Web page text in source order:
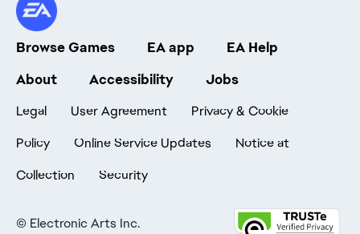
Browse Games EA app
EA Help
About
Accessibility Jobs
Legal User Agreement
Privacy & Cookie
Policy
Online Service Updates
Notice at
Collection
Security
© Electronic Arts Inc.